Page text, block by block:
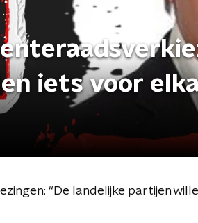
iets voor
“De landelijke partijen